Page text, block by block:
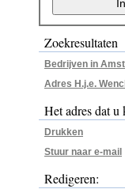
Zoekresultaten
Bedrijven in
Adres H.j.e.
Het adres dat u
Drukken
Stuur naar e-mail
Redigeren: